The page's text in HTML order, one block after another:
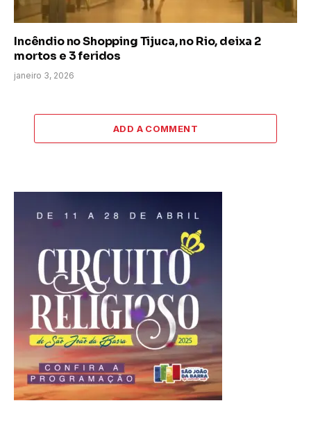
Incêndio no Shopping Tijuca, no Rio, deixa 2
mortos e 3 feridos
janeiro 3, 2026
ADD A COMMENT